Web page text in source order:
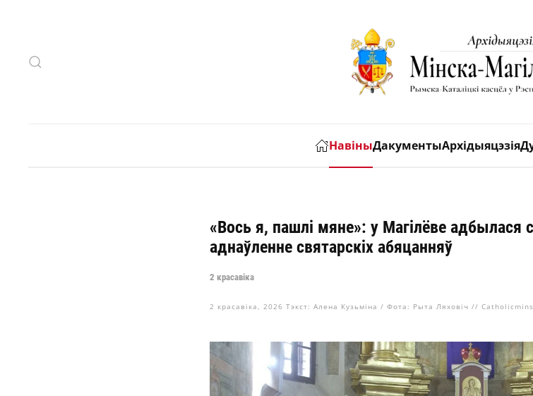
НавіныДакументыАрхідыяцэзія
«Вось я, пашлі мяне»: у Магілёве адбылася
аднаўленне святарскіх абяцанняў
2 красавіка
2 красавіка, 2026 Тэкст: Алена Кузьміна / Фота: Рыта Ляховіч //